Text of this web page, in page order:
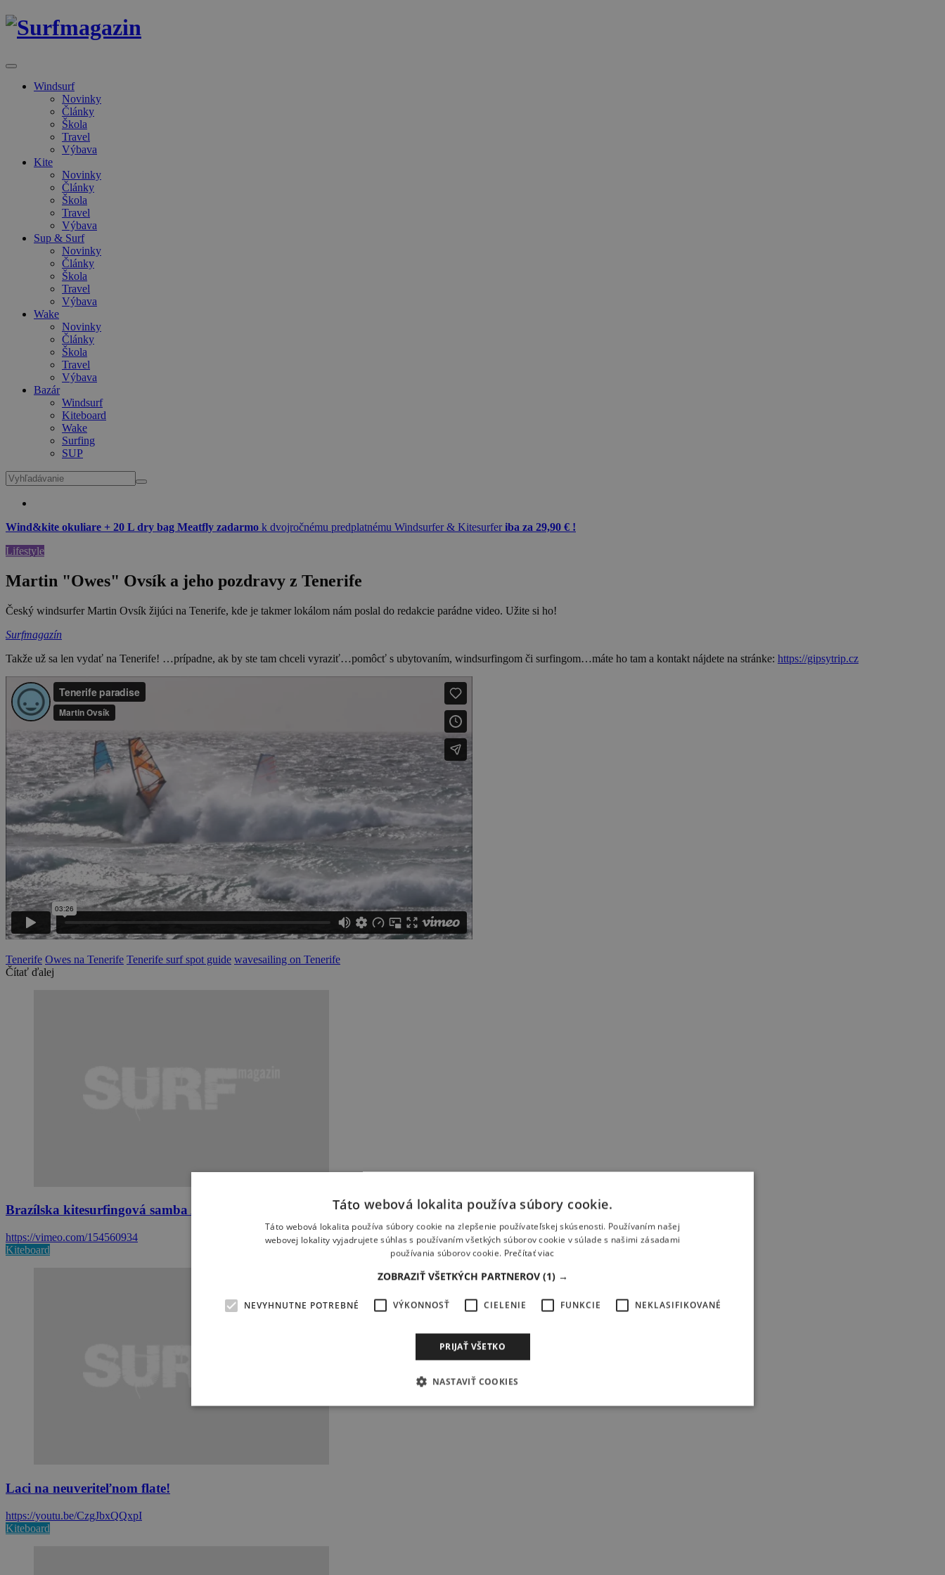
Windsurf
Novinky
Články
Škola
Travel
Výbava
Kite
Novinky
Články
Škola
Travel
Výbava
Sup & Surf
Novinky
Články
Škola
Travel
Výbava
Wake
Novinky
Články
Škola
Travel
Výbava
Bazár
Windsurf
Kiteboard
Wake
Surfing
SUP
Wind&kite okuliare + 20 L dry bag Meatfly zadarmo k dvojročnému predplatnému Windsurfer & Kitesurferiba za 29,90 € !
Lifestyle
Martin "Owes" Ovsík a jeho pozdravy z Tenerife
Český windsurfer Martin Ovsík žijúci na Tenerife, kde je takmer lokálom nám poslal do redakcie parádne video. Užite si ho!
Surfmagazín
Takže už sa len vydať na Tenerife! …prípadne, ak by ste tam chceli vyraziť…pomôcť s ubytovaním, windsurfingom či surfingom…máte ho tam a kontakt nájdete na stránke: https://gipsytrip.cz
Tenerife Owes na Tenerife Tenerife surf spot guide wavesailing on Tenerife
Čítať ďalej
Brazílska kitesurfingová samba Alexa Tacka
https://vimeo.com/154560934
Kiteboard
Laci na neuveriteľnom flate!
https://youtu.be/CzgJbxQQxpI
Kiteboard
Táto webová lokalita používa súbory cookie.
Táto webová lokalita používa súbory cookie na zlepšenie používateľskej skúsenosti. Používaním našej
webovej lokality vyjadrujete súhlas s používaním všetkých súborov cookie v súlade s našimi zásadami
používania súborov cookie. Prečítať viac
ZOBRAZIŤ VŠETKÝCH PARTNEROV (1) →
NEVYHNUTNE POTREBNÉ VÝKONNOSŤ CIELENIE FUNKCIE NEKLASIFIKOVANÉ
PRIJAŤ VŠETKO
NASTAVIŤ COOKIES